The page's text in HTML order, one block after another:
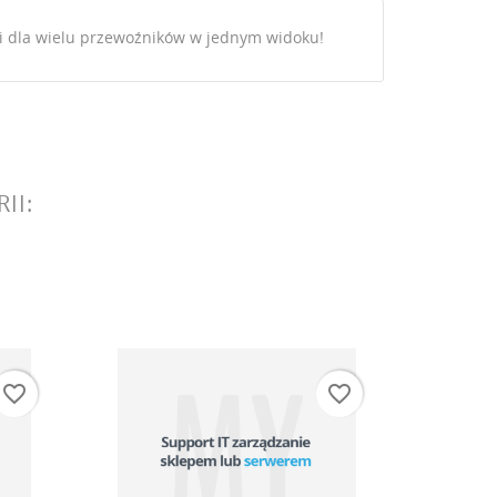
dla wielu przewoźników w jednym widoku!
favorite_border favorite_border